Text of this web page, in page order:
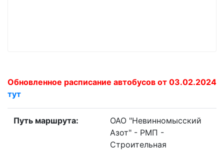
Обновленное расписание автобусов от 03.02.2024
тут
Путь маршрута:
ОАО "Невинномысский
Азот" - РМП -
Строительная